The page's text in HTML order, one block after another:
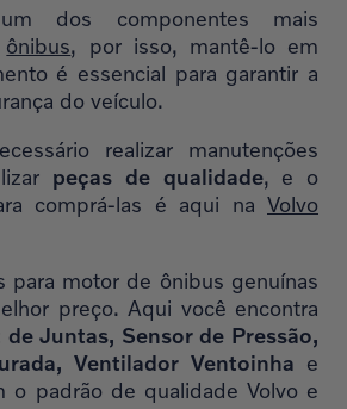
dos componentes mais
ônibus, por isso, mantê-lo em
é essencial para garantir a
do veículo.
realizar manutenções
peças de qualidade, e o
comprá-las é aqui na Volvo
para motor de ônibus genuínas
preço. Aqui você encontra
de Juntas, Sensor de Pressão,
Ventilador Ventoinha e
o padrão de qualidade Volvo e